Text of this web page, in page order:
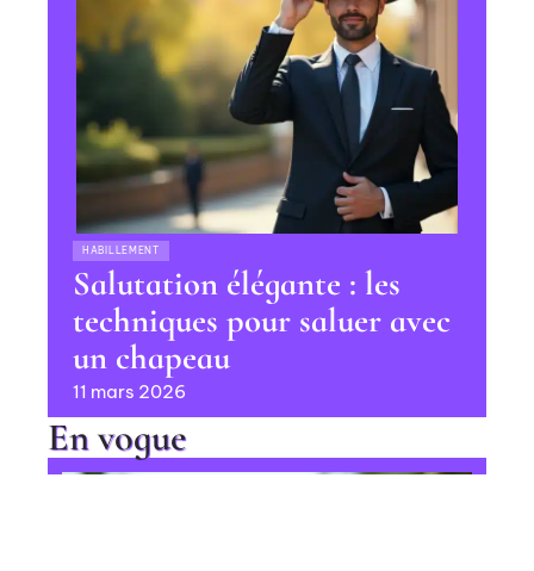
HABILLEMENT
Salutation élégante : les
techniques pour saluer avec
un chapeau
11 mars 2026
En vogue